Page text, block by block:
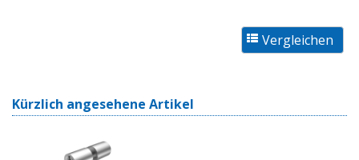
Kürzlich angesehene Artikel